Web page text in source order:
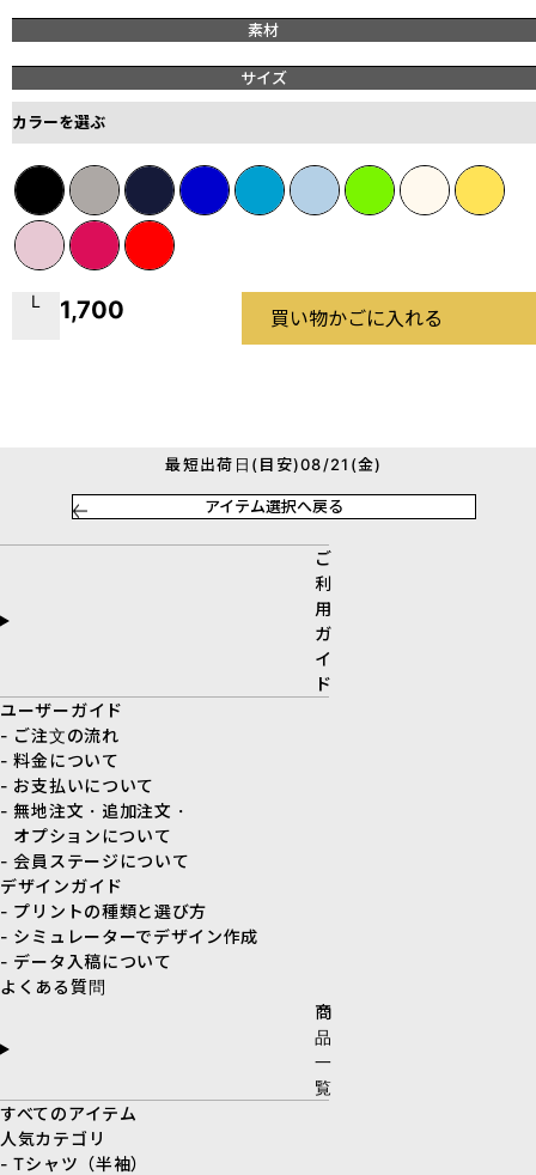
素材
サイズ
カラーを選ぶ
L 1,700 買い物かごに入れる
最短出荷日(目安)08/21(金)
アイテム選択へ戻る
ご
利
用
ガ
イ
ド
ユーザーガイド
- ご注文の流れ
- 料金について
- お支払いについて
- 無地注文・追加注文・
オプションについて
- 会員ステージについて
デザインガイド
- プリントの種類と選び方
- シミュレーターでデザイン作成
- データ入稿について
よくある質問
商
品
一
覧
すべてのアイテム
人気カテゴリ
- Tシャツ（半袖）